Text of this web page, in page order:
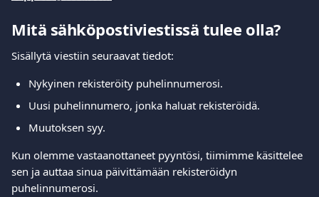
Mitä sähköpostiviestissä tulee olla?
Sisällytä viestiin seuraavat tiedot:
Nykyinen rekisteröity puhelinnumerosi.
Uusi puhelinnumero, jonka haluat rekisteröidä.
Muutoksen syy.
Kun olemme vastaanottaneet pyyntösi, tiimimme käsittelee
sen ja auttaa sinua päivittämään rekisteröidyn
puhelinnumerosi.